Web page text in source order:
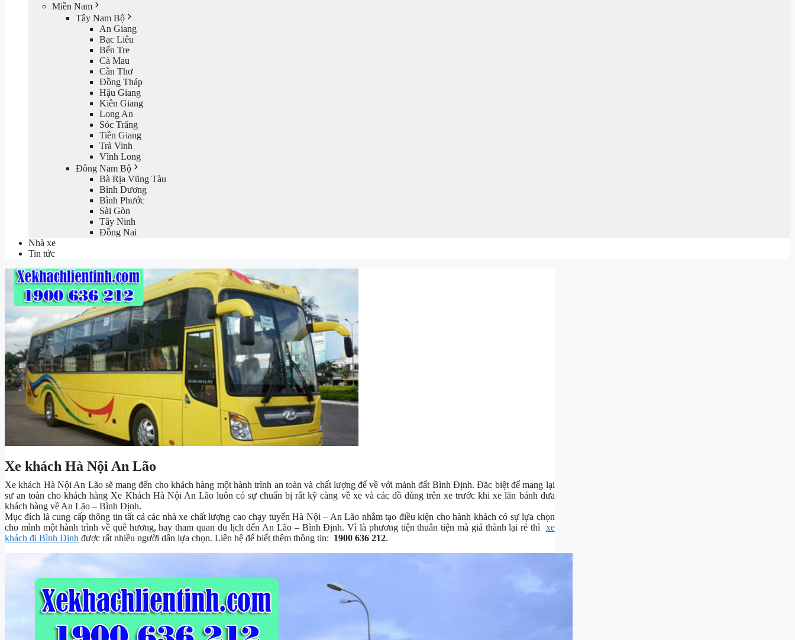
Miền Nam
Tây Nam Bộ
An Giang
Bạc Liêu
Bến Tre
Cà Mau
Cần Thơ
Đồng Tháp
Hậu Giang
Kiên Giang
Long An
Sóc Trăng
Tiền Giang
Trà Vinh
Vĩnh Long
Đông Nam Bộ
Bà Rịa Vũng Tàu
Bình Dương
Bình Phước
Sài Gòn
Tây Ninh
Đồng Nai
Nhà xe
Tin tức
Xe khách Hà Nội An Lão
Xe khách Hà Nội An Lão sẽ mang đến cho khách hàng một hành trình an toàn và chất lượng để về với mảnh đất Bình Định. Đăc biệt để mang lại
sư an toàn cho khách hàng Xe Khách Hà Nội An Lão luôn có sự chuẩn bị rất kỹ càng về xe và các đồ dùng trên xe trước khi xe lăn bánh đưa
khách hàng về An Lão – Bình Định.
Mục đích là cung cấp thông tin tất cả các nhà xe chất lượng cao chạy tuyến Hà Nội – An Lão nhằm tạo điều kiện cho hành khách có sự lựa chọn
cho mình một hành trình về quê hương, hay tham quan du lịch đến An Lão – Bình Định. Vì là phương tiện thuân tiện mà giá thành lại rẻ thì xe
khách đi Bình Định được rất nhiều người dân lựa chọn. Liên hệ để biết thêm thông tin: 1900 636 212.